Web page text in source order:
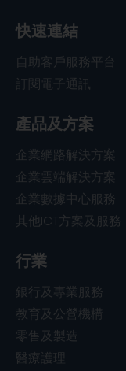
快速連結
自助客戶服務平台
訂閱電子通訊
產品及方案
企業網路解決方案
企業雲端解決方案
企業數據中心服務
其他ICT方案及服務
行業
銀行及專業服務
教育及公營機構
零售及製造
醫療護理